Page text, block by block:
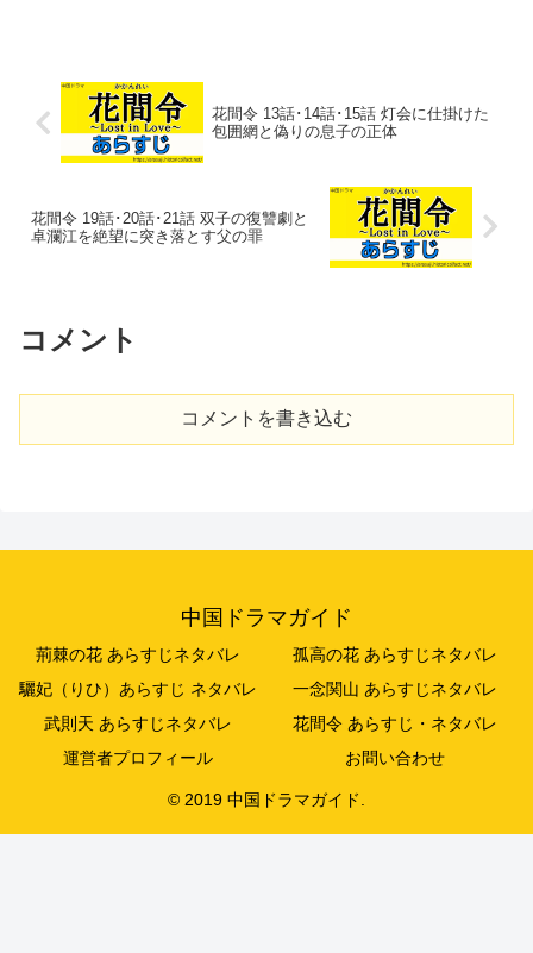
花間令 13話･14話･15話 灯会に仕掛けた
包囲網と偽りの息子の正体
花間令 19話･20話･21話 双子の復讐劇と
卓瀾江を絶望に突き落とす父の罪
コメント
コメントを書き込む
中国ドラマガイド
荊棘の花 あらすじネタバレ
孤高の花 あらすじネタバレ
驪妃（りひ）あらすじ ネタバレ
一念関山 あらすじネタバレ
武則天 あらすじネタバレ
花間令 あらすじ・ネタバレ
運営者プロフィール
お問い合わせ
© 2019 中国ドラマガイド.